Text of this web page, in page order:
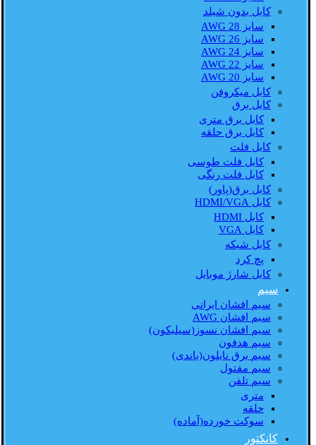
کابل بدون شیلد
سایز AWG 28
سایز AWG 26
سایز AWG 24
سایز AWG 22
سایز AWG 20
کابل میکروفن
کابل برق
کابل برق متری
کابل برق حلقه
کابل فلت
کابل فلت طوسی
کابل فلت رنگی
کابل برق(پاور)
کابل HDMI/VGA
کابل HDMI
کابل VGA
کابل شبکه
پچ کرد
کابل شارژ موبایل
سیم
سیم افشان ایرانی
سیم افشان AWG
سیم افشان نسوز(سیلیکون)
سیم هدفون
سیم برق نایلون(باندی)
سیم مفتول
سیم تلفن
متری
حلقه
سوکت خورده(آماده)
کانکتور